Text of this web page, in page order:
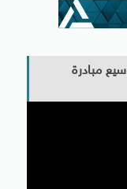
مبادرة